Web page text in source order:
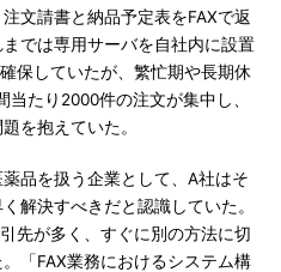
文請書と納品予定表をFAXで返
では専用サーバを自社内に設置
保していたが、繁忙期や長期休
たり2000件の注文が集中し、
を抱えていた。
品を扱う企業として、A社はそ
解決すべきだと認識していた。
先が多く、すぐに別の方法に切
「FAX業務におけるシステム構